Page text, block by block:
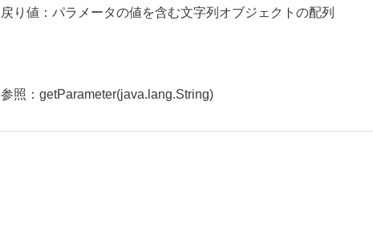
戻り値：パラメータの値を含む文字列オブジェクトの配列
参照：getParameter(java.lang.String)